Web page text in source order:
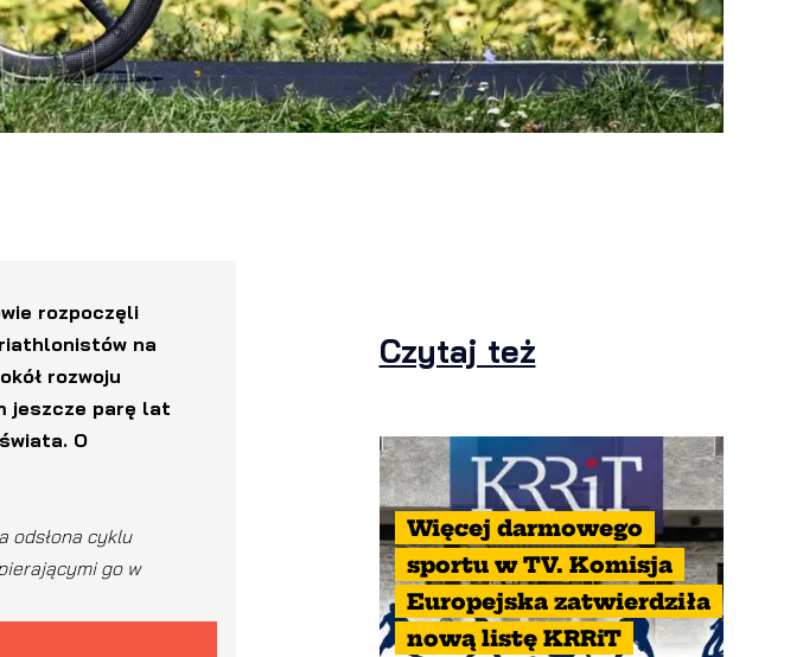
rozpoczęli
na
rozwoju
jeszcze parę lat
O
odsłona cyklu
go w
Czytaj też
Więcej darmowego
sportu w TV. Komisja
Europejska zatwierdziła
nową listę KRRiT